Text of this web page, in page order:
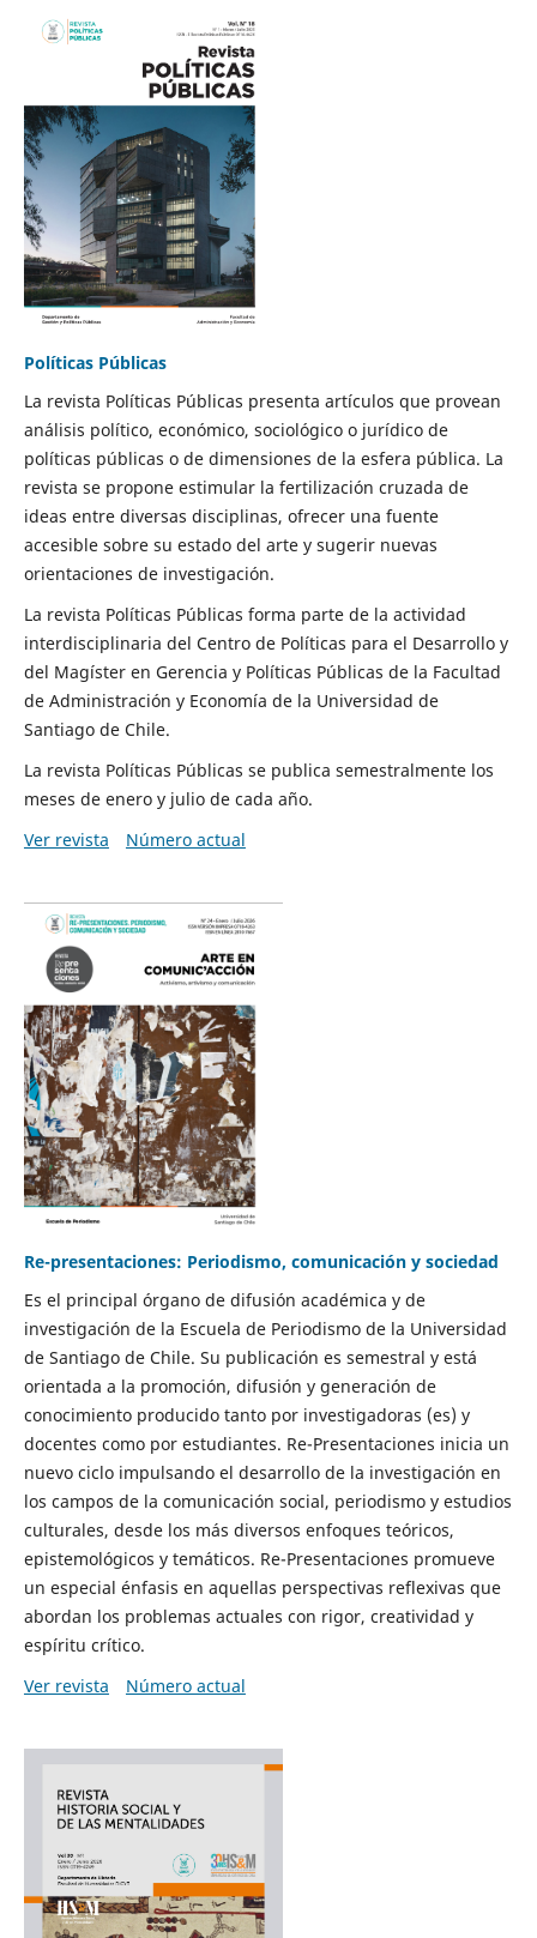
Políticas Públicas
La revista Políticas Públicas presenta artículos que provean
análisis político, económico, sociológico o jurídico de
políticas públicas o de dimensiones de la esfera pública. La
revista se propone estimular la fertilización cruzada de
ideas entre diversas disciplinas, ofrecer una fuente
accesible sobre su estado del arte y sugerir nuevas
orientaciones de investigación.
La revista Políticas Públicas forma parte de la actividad
interdisciplinaria del Centro de Políticas para el Desarrollo y
del Magíster en Gerencia y Políticas Públicas de la Facultad
de Administración y Economía de la Universidad de
Santiago de Chile.
La revista Políticas Públicas se publica semestralmente los
meses de enero y julio de cada año.
Ver revista
Número actual
Re-presentaciones: Periodismo, comunicación y sociedad
Es el principal órgano de difusión académica y de
investigación de la Escuela de Periodismo de la Universidad
de Santiago de Chile. Su publicación es semestral y está
orientada a la promoción, difusión y generación de
conocimiento producido tanto por investigadoras (es) y
docentes como por estudiantes. Re-Presentaciones inicia un
nuevo ciclo impulsando el desarrollo de la investigación en
los campos de la comunicación social, periodismo y estudios
culturales, desde los más diversos enfoques teóricos,
epistemológicos y temáticos. Re-Presentaciones promueve
un especial énfasis en aquellas perspectivas reflexivas que
abordan los problemas actuales con rigor, creatividad y
espíritu crítico.
Ver revista
Número actual